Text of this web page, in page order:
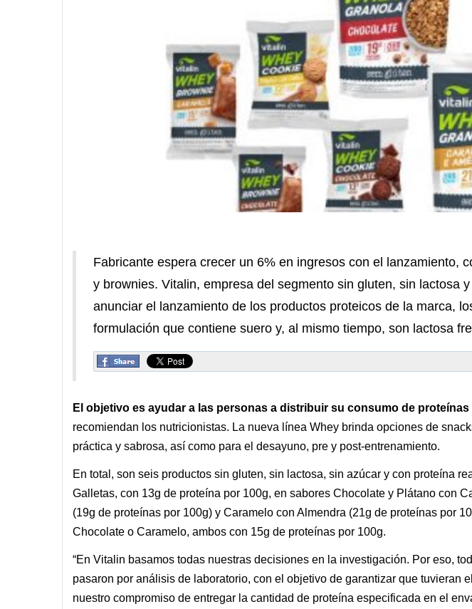
Fabricante espera crecer un 6% en ingresos con el lanzamiento,
y brownies. Vitalin, empresa del segmento sin gluten, sin lactosa
anunciar el lanzamiento de los productos proteicos de la marca,
formulación que contiene suero y, al mismo tiempo, son lactosa
El objetivo es ayudar a las personas a distribuir su consumo de proteínas
recomiendan los nutricionistas. La nueva línea Whey brinda opciones de
práctica y sabrosa, así como para el desayuno, pre y post-entrenamiento.
En total, son seis productos sin gluten, sin lactosa, sin azúcar y con proteína
Galletas, con 13g de proteína por 100g, en sabores Chocolate y Plátano con
(19g de proteínas por 100g) y Caramelo con Almendra (21g de proteínas por
Chocolate o Caramelo, ambos con 15g de proteínas por 100g.
“En Vitalin basamos todas nuestras decisiones en la investigación. Por eso,
pasaron por análisis de laboratorio, con el objetivo de garantizar que tuvieran
nuestro compromiso de entregar la cantidad de proteína especificada en el